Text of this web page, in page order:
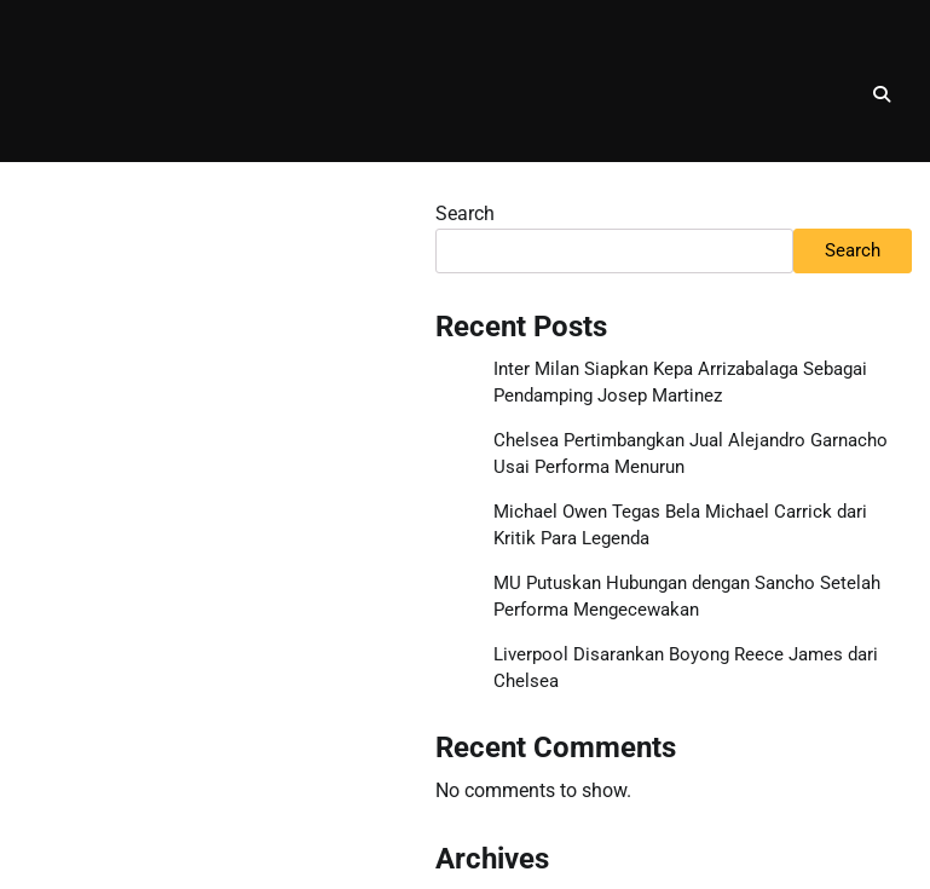
Search
Search
Recent Posts
Inter Milan Siapkan Kepa Arrizabalaga Sebagai
Pendamping Josep Martinez
Chelsea Pertimbangkan Jual Alejandro Garnacho
Usai Performa Menurun
Michael Owen Tegas Bela Michael Carrick dari
Kritik Para Legenda
MU Putuskan Hubungan dengan Sancho Setelah
Performa Mengecewakan
Liverpool Disarankan Boyong Reece James dari
Chelsea
Recent Comments
No comments to show.
Archives